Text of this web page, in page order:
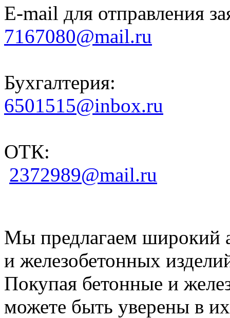
E-mail для отправления
7167080@mail.ru
Бухгалтерия:
6501515@inbox.ru
ОТК:
2372989@mail.ru
Мы предлагаем широкий
и железобетонных
Покупая бетонные и
можете быть уверены в их